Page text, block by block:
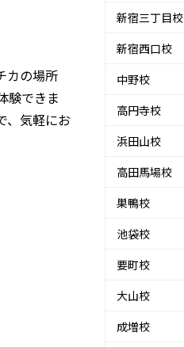
カの場所
験できま
、気軽にお
新宿三丁目校
新宿西口校
中野校
高円寺校
浜田山校
高田馬場校
巣鴨校
池袋校
要町校
大山校
成増校